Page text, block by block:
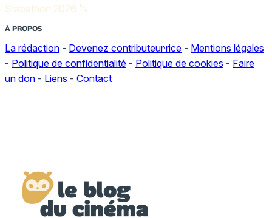
Stabathon 2026 🔪
À PROPOS
La rédaction - Devenez contributeur·rice - Mentions légales
- Politique de confidentialité - Politique de cookies - Faire
un don - Liens - Contact